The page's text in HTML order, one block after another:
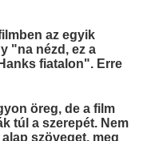
az egyik
"na nézd, ez a
fiatalon". Erre
öreg, de a film
túl a szerepét. Nem
szöveget, meg